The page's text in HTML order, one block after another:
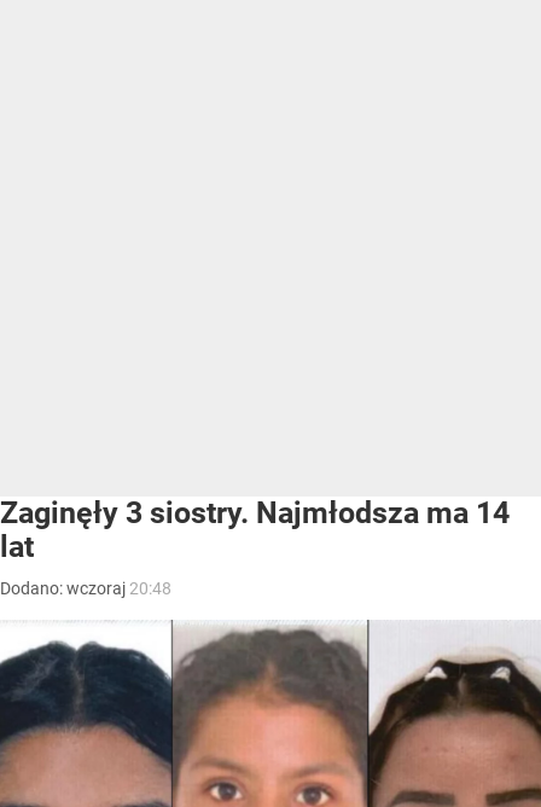
Zaginęły 3 siostry. Najmłodsza ma 14
lat
Dodano:wczoraj 20:48